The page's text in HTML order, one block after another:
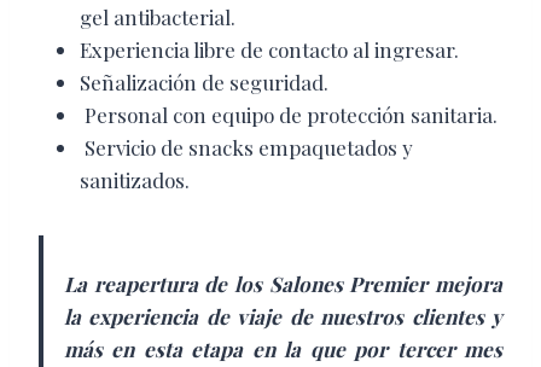
gel antibacterial.
Experiencia libre de contacto al ingresar.
Señalización de seguridad.
Personal con equipo de protección sanitaria.
Servicio de snacks empaquetados y
sanitizados.
La reapertura de los Salones Premier mejora
la experiencia de viaje de nuestros clientes y
más en esta etapa en la que por tercer mes